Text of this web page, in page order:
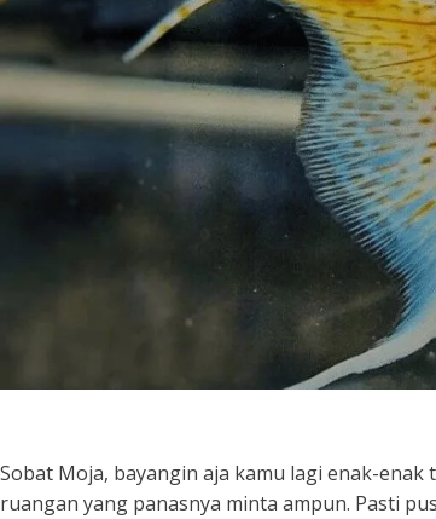
Sobat Moja, bayangin aja kamu lagi enak-
ruangan yang panasnya minta ampun. Pasti